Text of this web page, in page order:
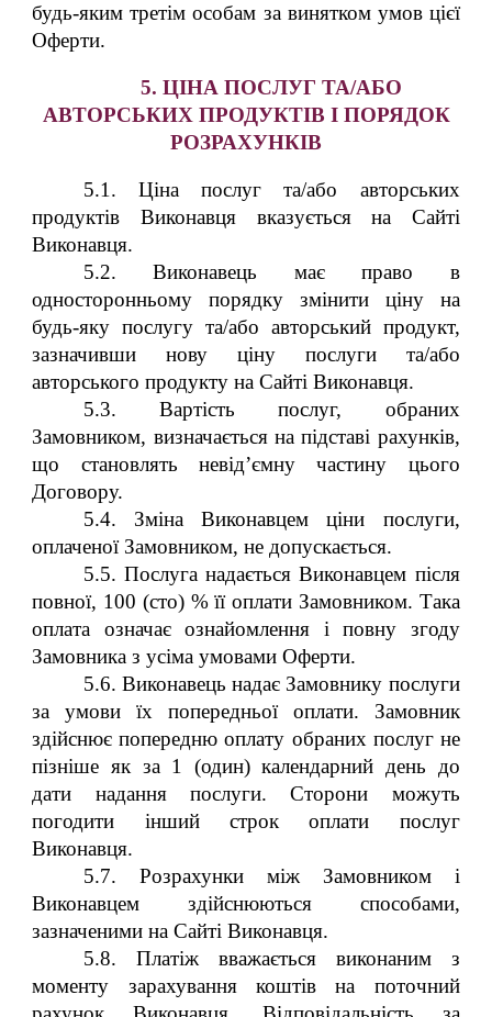
будь-яким третім особам за винятком умов цієї
Оферти.
5. ЦІНА ПОСЛУГ ТА/АБО
АВТОРСЬКИХ ПРОДУКТІВ І ПОРЯДОК
РОЗРАХУНКІВ
5.1. Ціна послуг та/або авторських
продуктів Виконавця вказується на Сайті
Виконавця.
5.2. Виконавець має право в
односторонньому порядку змінити ціну на
будь-яку послугу та/або авторський продукт,
зазначивши нову ціну послуги та/або
авторського продукту на Сайті Виконавця.
5.3. Вартість послуг, обраних
Замовником, визначається на підставі рахунків,
що становлять невід’ємну частину цього
Договору.
5.4. Зміна Виконавцем ціни послуги,
оплаченої Замовником, не допускається.
5.5. Послуга надається Виконавцем після
повної, 100 (сто) % її оплати Замовником. Така
оплата означає ознайомлення і повну згоду
Замовника з усіма умовами Оферти.
5.6. Виконавець надає Замовнику послуги
за умови їх попередньої оплати. Замовник
здійснює попередню оплату обраних послуг не
пізніше як за 1 (один) календарний день до
дати надання послуги. Сторони можуть
погодити інший строк оплати послуг
Виконавця.
5.7. Розрахунки між Замовником і
Виконавцем здійснюються способами,
зазначеними на Сайті Виконавця.
5.8. Платіж вважається виконаним з
моменту зарахування коштів на поточний